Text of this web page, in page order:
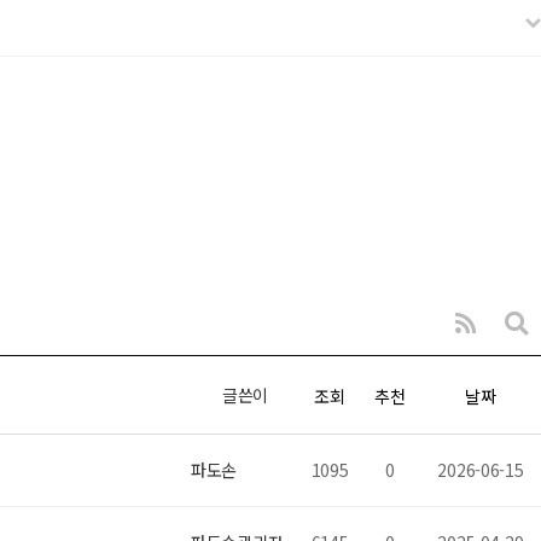
글쓴이 조회 추천 날짜
파도손 1095 0 2026-06-15